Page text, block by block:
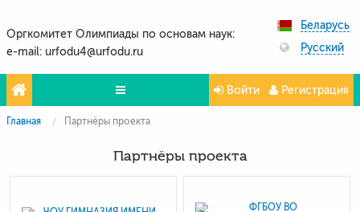
Оргкомитет Олимпиады по основам наук:
e-mail: urfodu4@urfodu.ru
Беларусь
Русский
Олимпиады
Войти Регистрация
Главная Партнёры проекта
Партнёры проекта